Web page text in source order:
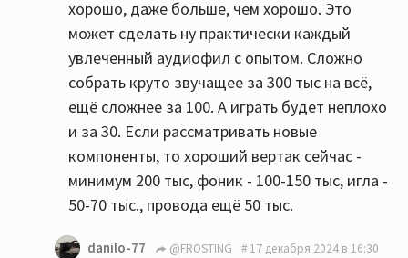
хорошо, даже больше, чем хорошо. Это
может сделать ну практически каждый
увлеченный аудиофил с опытом. Сложно
собрать круто звучащее за 300 тыс на всё,
ещё сложнее за 100. А играть будет неплохо
и за 30. Если рассматривать новые
компоненты, то хороший вертак сейчас -
минимум 200 тыс, фоник - 100-150 тыс, игла -
50-70 тыс., провода ещё 50 тыс.
danilo-77 @FROSTING 17 декабря 2024 в 16:30